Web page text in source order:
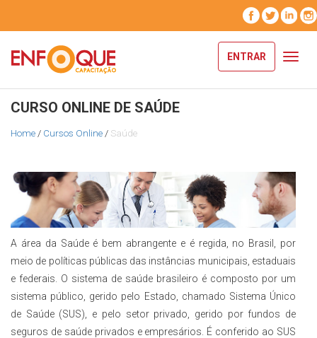
ENTRAR
CURSO ONLINE DE SAÚDE
Home / Cursos Online / Saúde
A área da Saúde é bem abrangente e é regida, no Brasil, por
meio de políticas públicas das instâncias municipais, estaduais
e federais. O sistema de saúde brasileiro é composto por um
sistema público, gerido pelo Estado, chamado Sistema Único
de Saúde (SUS), e pelo setor privado, gerido por fundos de
seguros de saúde privados e empresários. É conferido ao SUS